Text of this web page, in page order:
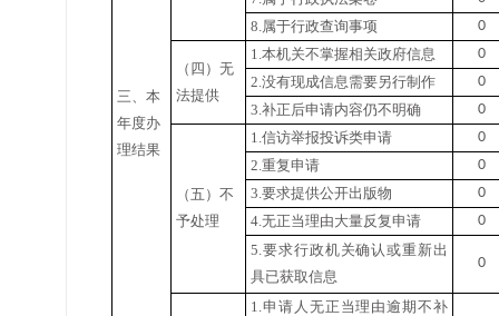
三、本
年度办
理结果
8.属于行政查询事项
0
（四）无
法提供
1.本机关不掌握相关政府信息
0
2.没有现成信息需要另行制作
0
3.补正后申请内容仍不明确
0
（五）不
予处理
1.信访举报投诉类申请
0
2.重复申请
0
3.要求提供公开出版物
0
4.无正当理由大量反复申请
0
5.要求行政机关确认或重新出
具已获取信息
0
1.申请人无正当理由逾期不补